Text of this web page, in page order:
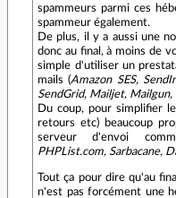
spammeurs parmi ces
spammeur également.
De plus, il y a aussi une
donc au final, à moins de
simple d'utiliser un
mails (Amazon SES,
SendGrid, Mailjet,
Du coup, pour simplifier
retours etc) beaucoup
serveur d'envoi
PHPList.com, Sarbacane,
Tout ça pour dire qu'au
n'est pas forcément une